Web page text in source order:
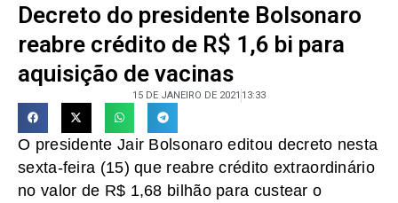
Decreto do presidente Bolsonaro
reabre crédito de R$ 1,6 bi para
aquisição de vacinas
15 DE JANEIRO DE 2021 13:33
O presidente Jair Bolsonaro editou decreto nesta
sexta-feira (15) que reabre crédito extraordinário
no valor de R$ 1,68 bilhão para custear o